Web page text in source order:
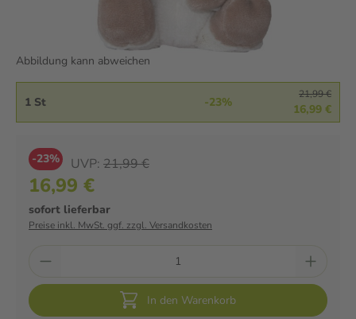
Abbildung kann abweichen
1 St -23%
21,99 €
16,99 €
-23% UVP: 21,99 €
16,99 €
sofort lieferbar
Preise inkl. MwSt. ggf. zzgl. Versandkosten
In den Warenkorb